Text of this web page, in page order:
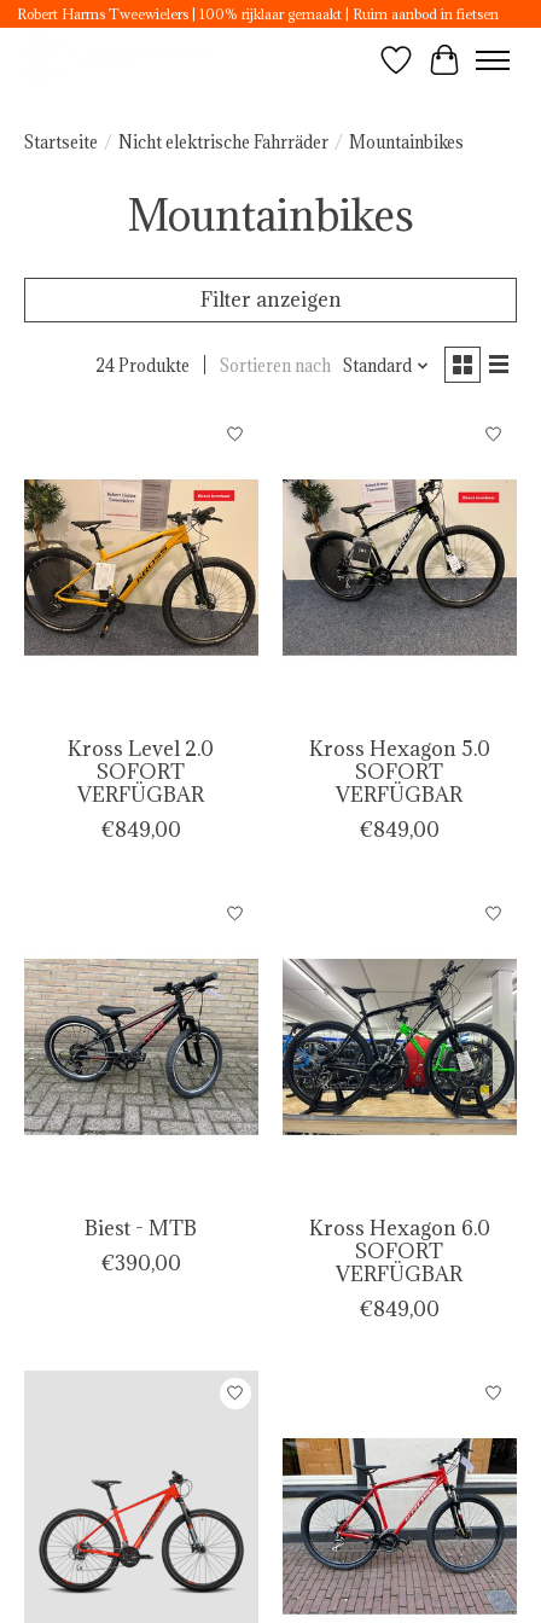
Robert Harms Tweewielers | 100% rijklaar gemaakt | Ruim aanbod in fietsen
Wunschzettel
Ihr
Startseite / Nicht elektrische Fahrräder / Mountainbikes
Mountainbikes
Filter anzeigen
24 Produkte Sortieren nach Standard
Kross Level 2.0
SOFORT
VERFÜGBAR
€849,00
Kross Hexagon 5.0
SOFORT
VERFÜGBAR
€849,00
Biest - MTB
€390,00
Kross Hexagon 6.0
SOFORT
VERFÜGBAR
€849,00